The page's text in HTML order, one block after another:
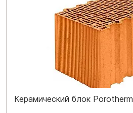
Керамический блок